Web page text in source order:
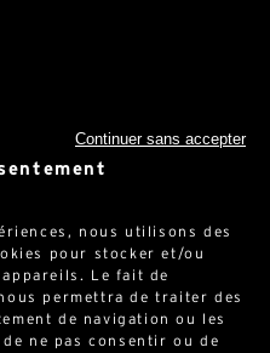
nous utilisons des
pour stocker et/ou
Le fait de
permettra de traiter des
de navigation ou les
ne pas consentir ou de
Continuer sans accepter
A)
France